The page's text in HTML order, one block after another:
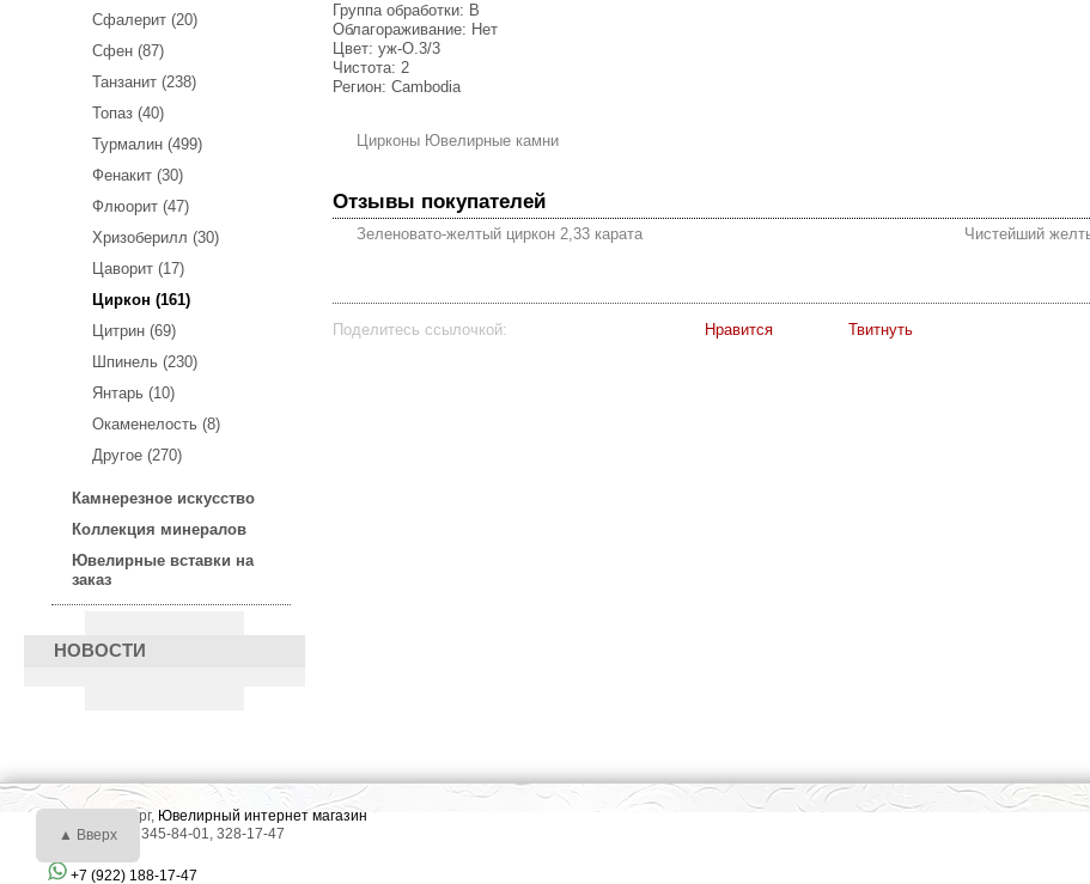
Сфалерит (20)
Сфен (87)
Танзанит (238)
Топаз (40)
Турмалин (499)
Фенакит (30)
Флюорит (47)
Хризоберилл (30)
Цаворит (17)
Циркон (161)
Цитрин (69)
Шпинель (230)
Янтарь (10)
Окаменелость (8)
Другое (270)
Камнерезное искусство
Коллекция минералов
Ювелирные вставки на
заказ
НОВОСТИ
Группа обработки: В
Облагораживание: Нет
Цвет: уж-О.3/3
Чистота: 2
Регион: Cambodia
Цирконы Ювелирные камни
Отзывы покупателей
Зеленовато-желтый циркон 2,33 карата Чистейший
Поделитесь ссылочкой: Нравится Твитнуть
г. Екатеринбург, Ювелирный интернет магазин
Тел.: +7 (343) 345-84-01, 328-17-47
+7 (922) 188-17-47
▲ Вверх